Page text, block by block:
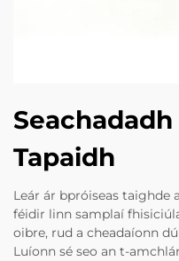
Tapaidh
Leár ár bpróiseas taighde
féidir linn samplaí
oibre, rud a cheadaíonn
Luíonn sé seo an t-